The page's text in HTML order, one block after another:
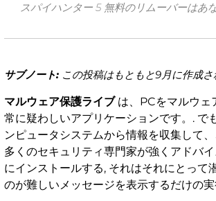
スパイハンター 5 無料のリムーバーはあ
サブノート: この投稿はもともと9月に作成
マルウェア保護ライブは、PCをマルウェ
常に疑わしいアプリケーションです。. で
ンピュータシステムから情報を収集して
多くのセキュリティ専門家が強くアドバ
にインストールする, それはそれにとって
のが難しいメッセージを表示するだけの